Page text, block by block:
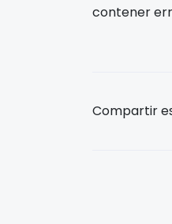
contener
Compartir